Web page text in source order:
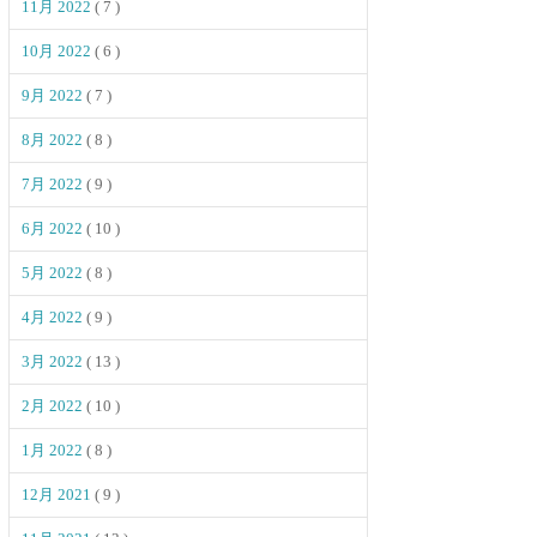
11月 2022 ( 7 )
10月 2022 ( 6 )
9月 2022 ( 7 )
8月 2022 ( 8 )
7月 2022 ( 9 )
6月 2022 ( 10 )
5月 2022 ( 8 )
4月 2022 ( 9 )
3月 2022 ( 13 )
2月 2022 ( 10 )
1月 2022 ( 8 )
12月 2021 ( 9 )